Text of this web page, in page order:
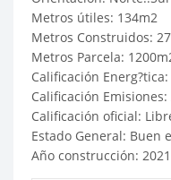
Metros útiles: 134m2
Metros Construidos:
Metros Parcela:
Calificación
Calificación
Calificación oficial:
Estado General: Buen
Año construcción: 2021